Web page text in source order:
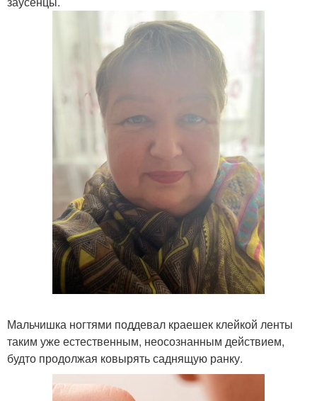
Мальчишка ногтями поддевал краешек клейкой ленты
таким уже естественным, неосознанным действием,
будто продолжая ковырять саднящую ранку.